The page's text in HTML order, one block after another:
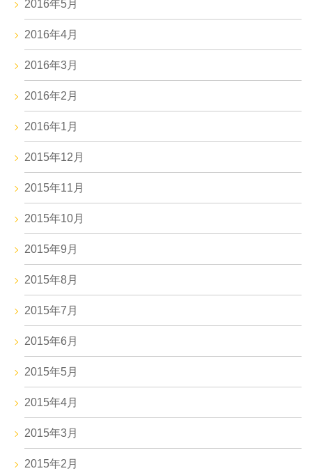
2016年5月
2016年4月
2016年3月
2016年2月
2016年1月
2015年12月
2015年11月
2015年10月
2015年9月
2015年8月
2015年7月
2015年6月
2015年5月
2015年4月
2015年3月
2015年2月